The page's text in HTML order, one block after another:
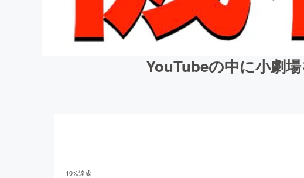
YouTubeの中に小劇
10%達成